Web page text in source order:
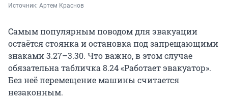
Источник: Артем Краснов
Самым популярным поводом для эвакуации
остаётся стоянка и остановка под запрещающими
знаками 3.27–3.30. Что важно, в этом случае
обязательна табличка 8.24 «Работает эвакуатор».
Без неё перемещение машины считается
незаконным.